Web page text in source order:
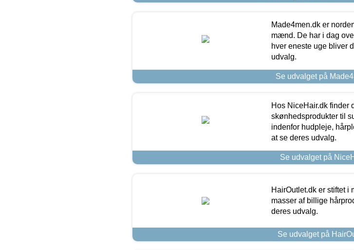
Made4men.dk er
mænd. De har i dag
hver eneste uge bliver
udvalg.
Se udvalget på
Hos NiceHair.dk finder
skønhedsprodukter til
indenfor hudpleje,
at se deres udvalg.
Se udvalget på
HairOutlet.dk er stiftet i
masser af billige
deres udvalg.
Se udvalget på